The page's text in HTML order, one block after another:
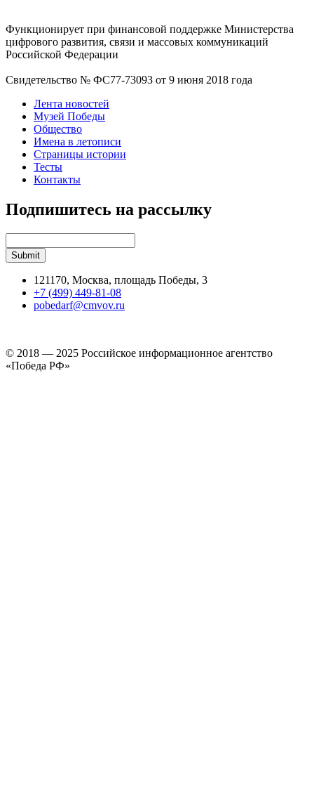
Функционирует при финансовой поддержке Министерства
цифрового развития, связи и массовых коммуникаций
Российской Федерации
Свидетельство № ФС77-73093 от 9 июня 2018 года
Лента новостей
Музей Победы
Общество
Имена в летописи
Страницы истории
Тесты
Контакты
Подпишитесь на рассылку
121170, Москва, площадь Победы, 3
+7 (499) 449-81-08
pobedarf@cmvov.ru
© 2018 — 2025 Российское информационное агентство
«Победа РФ»